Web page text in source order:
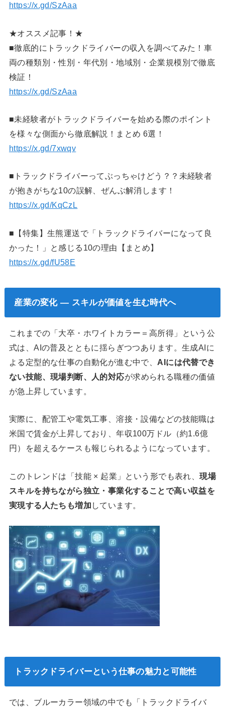
https://x.gd/SzAaa
★オススメ記事！★
■徹底的にトラックドライバーの収入を調べてみた！車
両の種類別・性別・年代別・地域別・企業規模別で徹底
検証！
https://x.gd/SzAaa
■未経験者がトラックドライバーを始める際のポイント
を様々な側面から徹底解説！まとめ 6選！
https://x.gd/7xwqv
■トラックドライバーってぶっちゃけどう？？未経験者
が抱きがちな10の誤解、ぜんぶ解消します！
https://x.gd/KqCzL
■【特集】生熊運送で「トラックドライバーになって良
かった！」と感じる10の理由【まとめ】
https://x.gd/fU58E
産業の変化 — スキルが価値を生む時代へ
これまでの「大卒・ホワイトカラー＝高所得」という公
式は、AIの普及とともに揺らぎつつあります。生成AIに
よる定型的な仕事の自動化が進む中で、 AIには代替でき
ない技能、現場判断、人的対応が求められる職種の価値
が急上昇しています。
実際に、配管工や電気工事、溶接・設備などの技能職は
米国で賃金が上昇しており、年収100万ドル（約1.6億
円）を超えるケースも報じられるようになっています。
このトレンドは「技能 × 起業」という形でも表れ、現場
スキルを持ちながら独立・事業化することで高い収益を
実現する人たちも増加 しています。
トラックドライバーという仕事の魅力と可能性
では、ブルーカラー領域の中でも「トラックドライバ